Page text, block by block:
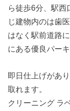
ら徒歩6分、駅西
じ建物内のは歯
はなく駅前道路
にある優良パー
即日仕上げがあ
取れます。
クリーニング ラ